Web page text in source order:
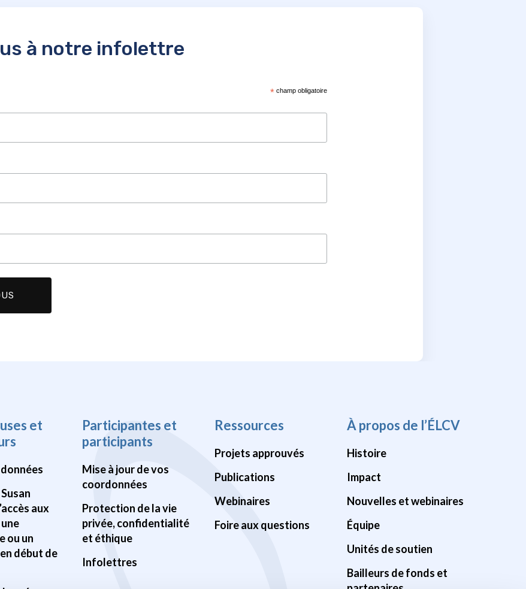
à notre infolettre
* champ obligatoire
et
aux
ou un
début de
Participantes et
participants
Mise à jour de vos
coordonnées
Protection de la vie
privée, confidentialité
et éthique
Infolettres
Ressources
Projets approuvés
Publications
Webinaires
Foire aux questions
À propos de l’ÉLCV
Histoire
Impact
Nouvelles et webinaires
Équipe
Unités de soutien
Bailleurs de fonds et